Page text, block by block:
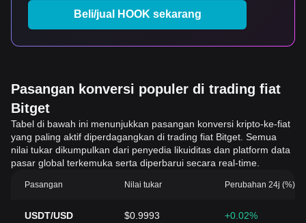
Beli/jual HOOK sekarang
Pasangan konversi populer di trading fiat
Bitget
Tabel di bawah ini menunjukkan pasangan konversi kripto-ke-fiat
yang paling aktif diperdagangkan di trading fiat Bitget. Semua
nilai tukar dikumpulkan dari penyedia likuiditas dan platform data
pasar global terkemuka serta diperbarui secara real-time.
Pasangan Nilai tukar Perubahan 24j (%)
USDT/USD $0.9993 +0.02%